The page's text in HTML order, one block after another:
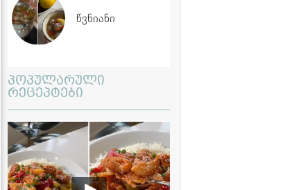
წვნიანი
პოპულარული
რეცეპტები